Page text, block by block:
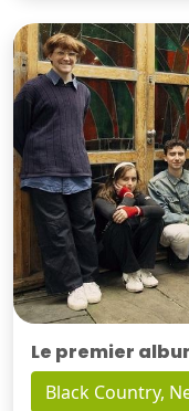
Le premier
Black Country,